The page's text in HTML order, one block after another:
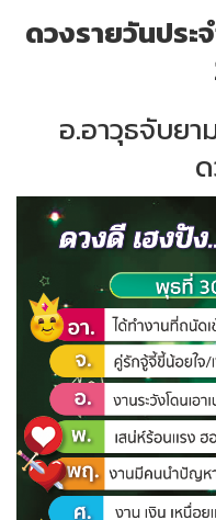
ดวงรายวันปร
อ.อาวุธจับยา